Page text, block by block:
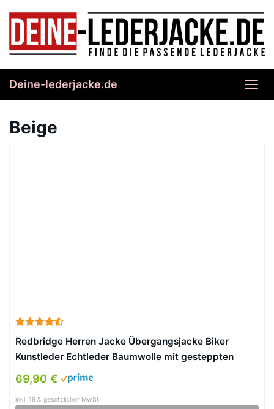
content
Deine-lederjacke.de
Beige
Redbridge Herren Jacke Übergangsjacke Biker
Kunstleder Echtleder Baumwolle mit gesteppten
Bereichen
69,90 €
inkl. 19% gesetzlicher MwSt.